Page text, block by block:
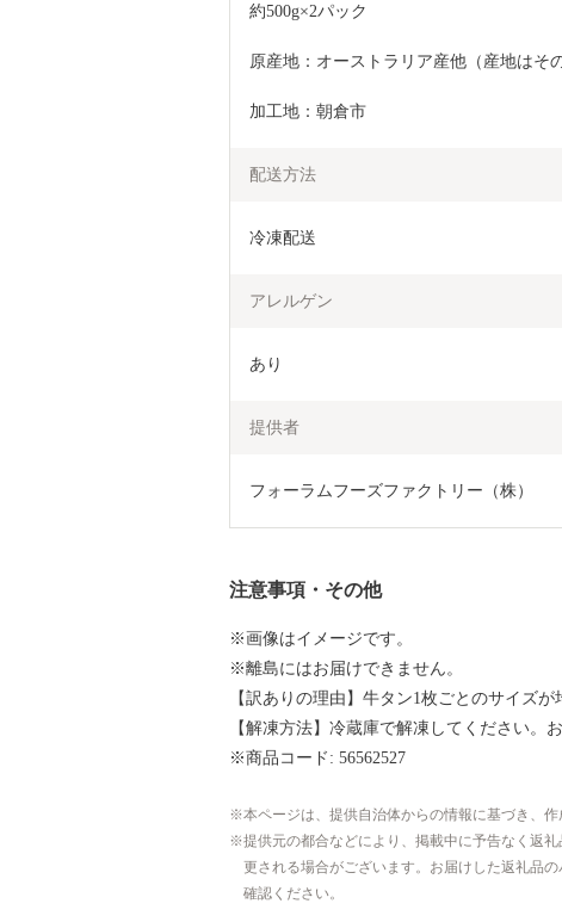
約500g×2パック
原産地：オーストラリア産他（産地はそ
加工地：朝倉市
配送方法
冷凍配送
アレルゲン
あり
提供者
フォーラムフーズファクトリー（株）
注意事項・その他
※画像はイメージです。
※離島にはお届けできません。
【訳ありの理由】牛タン1枚ごとのサイズが
【解凍方法】冷蔵庫で解凍してください。
※商品コード: 56562527
本ページは、提供自治体からの情報に基づき、作
提供元の都合などにより、掲載中に予告なく返
更される場合がございます。お届けした返礼品
確認ください。